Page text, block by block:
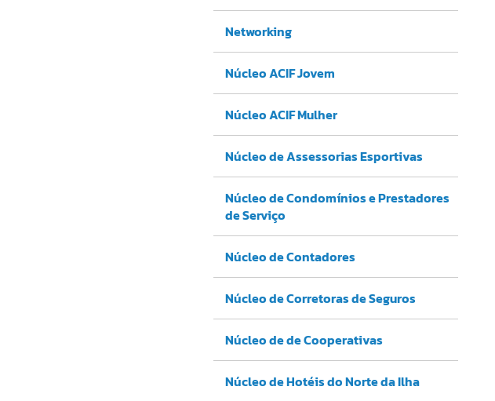
Networking
Núcleo ACIF Jovem
Núcleo ACIF Mulher
Núcleo de Assessorias Esportivas
Núcleo de Condomínios e Prestadores
de Serviço
Núcleo de Contadores
Núcleo de Corretoras de Seguros
Núcleo de de Cooperativas
Núcleo de Hotéis do Norte da Ilha